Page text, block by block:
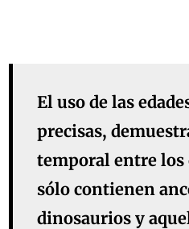
El uso de las
precisas,
temporal entre los
sólo contienen
dinosaurios y